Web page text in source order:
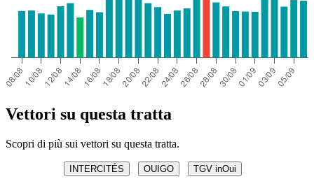
Vettori su questa tratta
Scopri di più sui vettori su questa tratta.
INTERCITÉS OUIGO TGV inOui